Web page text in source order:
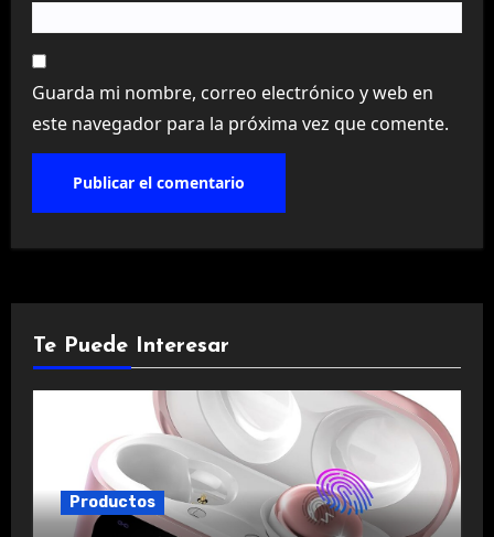
Guarda mi nombre, correo electrónico y web en
este navegador para la próxima vez que comente.
Te Puede Interesar
Productos